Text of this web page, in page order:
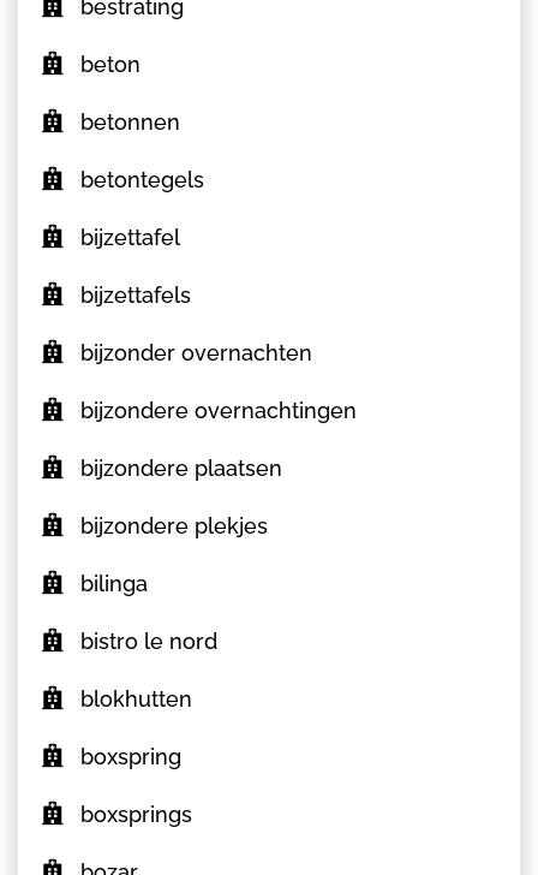
bestrating
beton
betonnen
betontegels
bijzettafel
bijzettafels
bijzonder overnachten
bijzondere overnachtingen
bijzondere plaatsen
bijzondere plekjes
bilinga
bistro le nord
blokhutten
boxspring
boxsprings